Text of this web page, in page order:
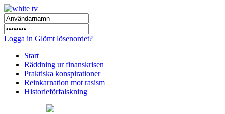
Logga in Glömt lösenordet?
Start
Räddning ur finanskrisen
Praktiska konspirationer
Reinkarnation mot rasism
Historieförfalskning